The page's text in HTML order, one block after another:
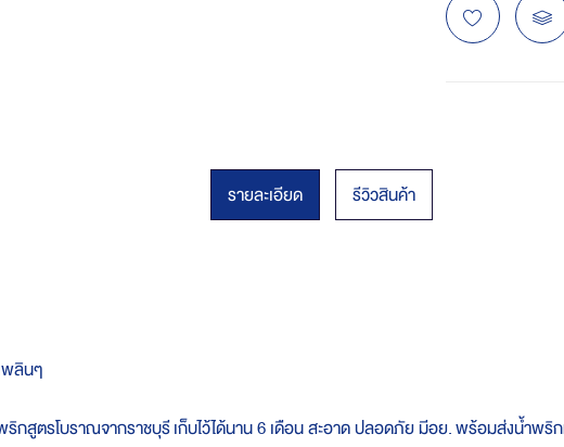
รายละเอียด
พลินๆ
สูตรโบราณจากราชบุรี เก็บไว้ได้นาน 6 เดือน สะอาด ปลอดภัย มีอย. พร้อมส่งน้ำพ
รีวิวสินค้า